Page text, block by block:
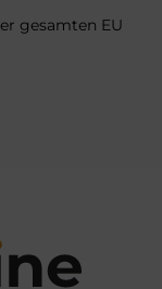
gesamten EU